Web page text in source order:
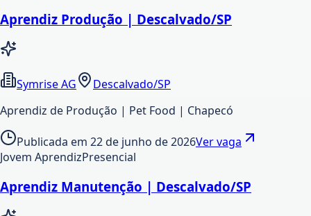
Aprendiz Produção | Descalvado/SP
Symrise AG
Descalvado/SP
Aprendiz de Produção | Pet Food | Chapecó
Publicada em 22 de junho de 2026Ver vaga
Jovem AprendizPresencial
Aprendiz Manutenção | Descalvado/SP